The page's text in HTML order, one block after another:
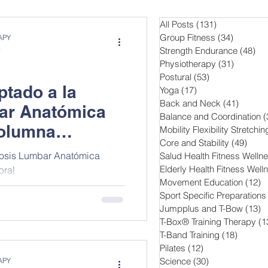
Training
a la
Anatómica
Lumbar Anatómica
All Posts (131)
Group Fitness (34)
Strength Endurance (48)
Physiotherapy (31)
Postural (53)
Yoga (17)
Back and Neck (41)
Balance and Coordination
Mobility Flexibility
Core and Stability (49)
Salud Health Fitness
Elderly Health Fitness
Movement Education (12)
Sport Specific Preparations
Jumpplus and T-Bow (13)
T-Box® Training Therapy
T-Band Training (18)
Pilates (12)
Science (30)